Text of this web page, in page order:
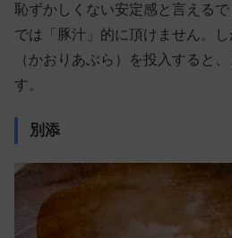
恥ずかしくない安定感と言える
では「豚汁」的に頂けません。
（かおりあぶら）を投入すると
す。
別添